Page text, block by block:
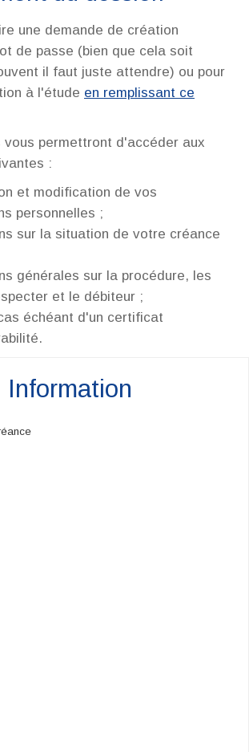
une demande de création
de passe (bien que cela soit
il faut juste attendre) ou pour
à l'étude en remplissant ce
permettront d'accéder aux
:
et modification de vos
personnelles ;
sur la situation de votre créance
générales sur la procédure, les
et le débiteur ;
échéant d'un certificat
Information